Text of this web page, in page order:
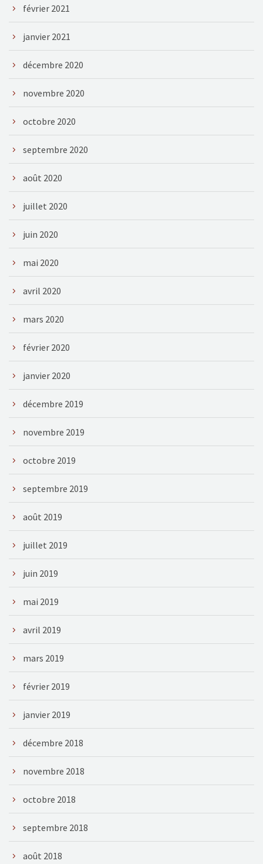
février 2021
janvier 2021
décembre 2020
novembre 2020
octobre 2020
septembre 2020
août 2020
juillet 2020
juin 2020
mai 2020
avril 2020
mars 2020
février 2020
janvier 2020
décembre 2019
novembre 2019
octobre 2019
septembre 2019
août 2019
juillet 2019
juin 2019
mai 2019
avril 2019
mars 2019
février 2019
janvier 2019
décembre 2018
novembre 2018
octobre 2018
septembre 2018
août 2018